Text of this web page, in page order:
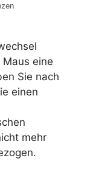
eine
Sie nach
einen
mehr